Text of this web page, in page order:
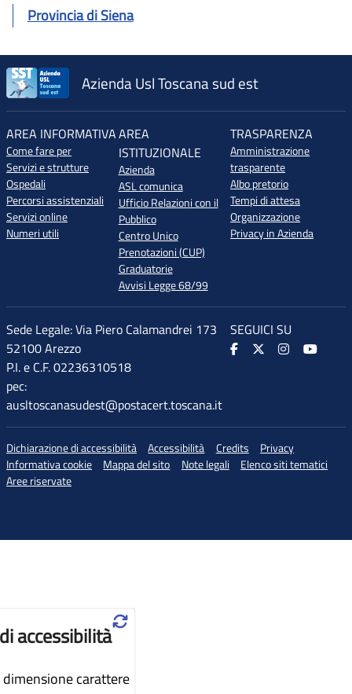
Provincia di Siena
Azienda Usl Toscana sud est
AREA INFORMATIVA
Come fare per
Servizi e strutture
Ospedali
Percorsi assistenziali
Servizi online
Numeri utili
AREA
ISTITUZIONALE
Azienda
ASL comunica
Ufficio Relazioni con il
Pubblico
Centro Unico
Prenotazioni (CUP)
Graduatorie
Avvisi Legge 68/99
TRASPARENZA
Amministrazione
trasparente
Albo pretorio
Tempi di attesa
Organizzazione
Privacy in Azienda
Sede Legale: Via Piero Calamandrei 173
52100 Arezzo
P.I. e C.F. 02236310518
pec:
ausltoscanasudest@postacert.toscana.it
SEGUICI SU
Dichiarazione di accessibilità Accessibilità Credits
Privacy
Informativa cookie
Mappa del sito Note legali
Elenco siti tematici
Aree riservate
accessibilità
carattere